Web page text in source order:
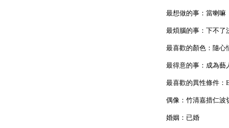
最想做的事：當喇嘛
最煩腦的事：下不了
最喜歡的顏色：隨心
最得意的事：成為藝
最喜歡的異性條件：
偶像：竹清嘉措仁波
婚姻：已婚